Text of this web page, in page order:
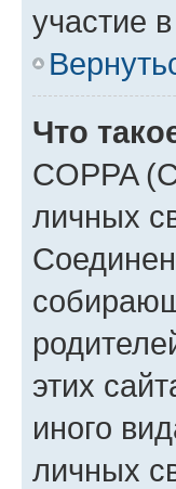
участие
Что
COPPA
личных
этих
иного
личных